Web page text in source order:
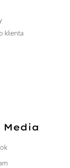
klienta
Media